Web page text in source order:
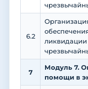
6.2
ликвидации
7
Модуль 7.
помощи в